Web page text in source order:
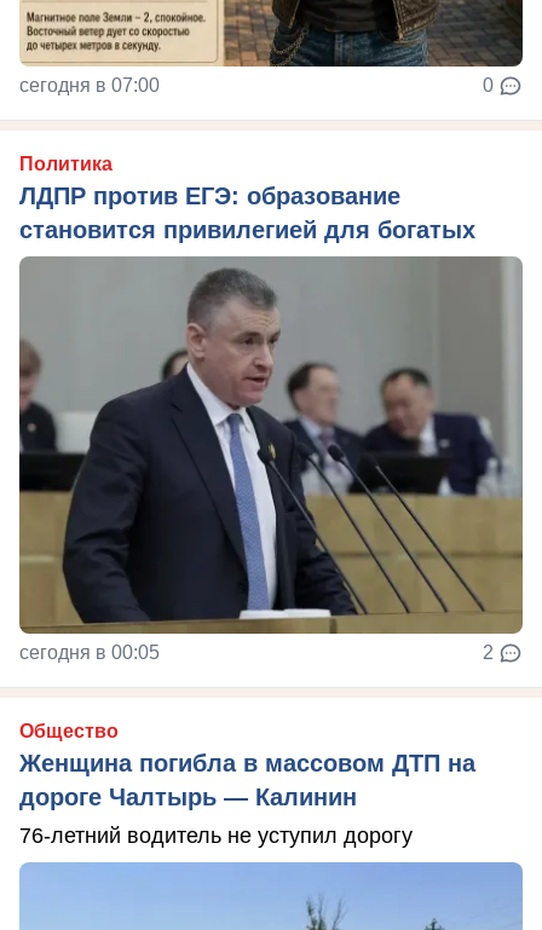
сегодня в 07:00 0
Политика
ЛДПР против ЕГЭ: образование
становится привилегией для богатых
сегодня в 00:05 2
Общество
Женщина погибла в массовом ДТП на
дороге Чалтырь — Калинин
76-летний водитель не уступил дорогу